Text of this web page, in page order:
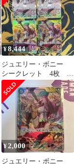
¥8,444
ジュエリー・ボニー
シークレット 4枚 ワ
ンピースカードゲーム
¥2,000
ジュエリー・ボニー